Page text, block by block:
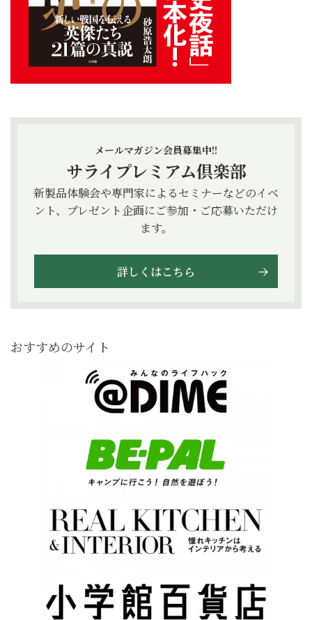
メールマガジン会員募集中!!
サライプレミアム倶楽部
新製品体験会や専門家によるセミナーなどのイベ
ント、プレゼント企画にご参加・ご応募いただけ
ます。
詳しくはこちら
おすすめのサイト